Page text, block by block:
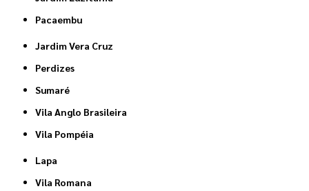
Pacaembu
Jardim Vera Cruz
Perdizes
Sumaré
Vila Anglo Brasileira
Vila Pompéia
Lapa
Vila Romana